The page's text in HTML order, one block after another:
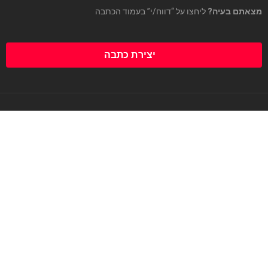
מצאתם בעיה? ליחצו על “דווח/י” בעמוד הכתבה
יצירת כתבה